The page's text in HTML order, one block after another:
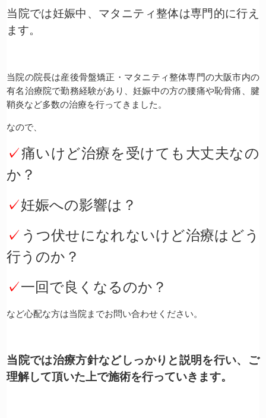
当院では妊娠中、マタニティ整体は専門的に行え
ます。
当院の院長は産後骨盤矯正・マタニティ整体専門の大阪市内の
有名治療院で勤務経験があり、妊娠中の方の腰痛や恥骨痛、腱
鞘炎など多数の治療を行ってきました。
なので、
✓痛いけど治療を受けても大丈夫なの
か？
✓妊娠への影響は？
✓ うつ伏せになれないけど治療はどう
行うのか？
✓一回で良くなるのか？
など心配な方は当院までお問い合わせください。
当院では治療方針などしっかりと説明を行い、ご
理解して頂いた上で施術を行っていきます。